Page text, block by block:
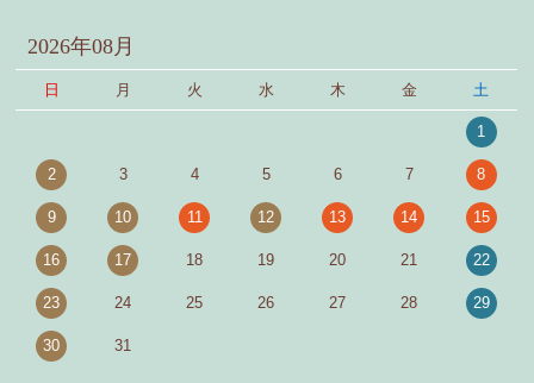
2026年08月
日 月 火 水 木 金 土
1
2 3 4 5 6 7 8
9 10 11 12 13 14 15
16 17 18 19 20 21 22
23 24 25 26 27 28 29
30 31